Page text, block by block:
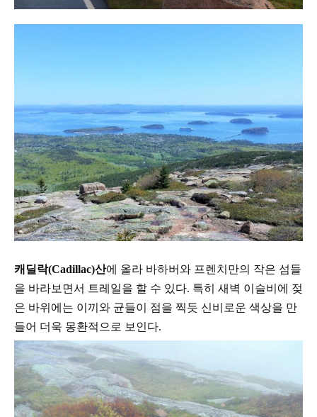
캐딜락(Cadillac)산에 올라 바하버와 프렌치만의 작은 섬들
을 바라보면서 트레일을 할 수 있다. 특히 새벽 이슬비에 젖
은 바위에는 이끼와 균들이 점을 찍듯 신비로운 색상을 만
들어 더욱 몽환적으로 보인다.